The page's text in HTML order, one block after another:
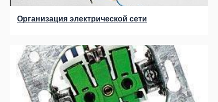
Организация электрической сети